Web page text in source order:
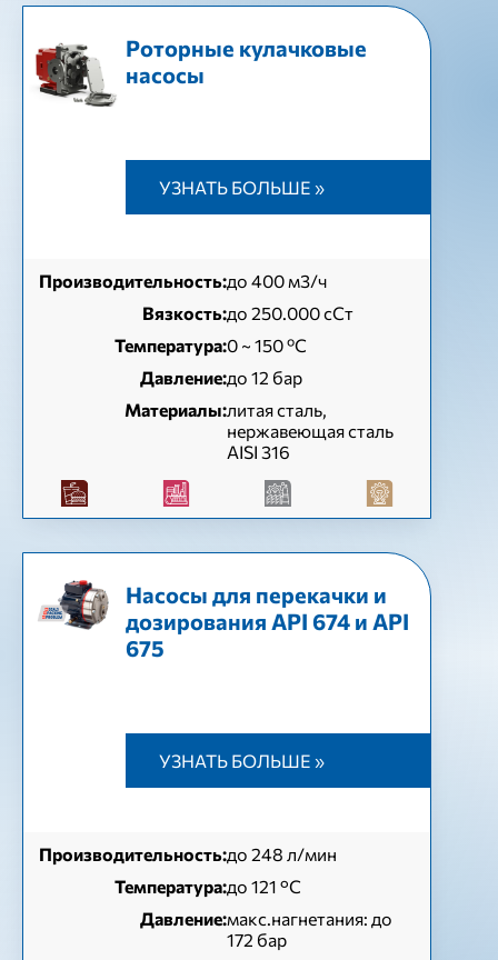
Роторные кулачковые
насосы
УЗНАТЬ БОЛЬШЕ »
Производительность:до 400 м3/ч
Вязкость:до 250.000 сСт
Температура:0 ~ 150 ºC
Давление:до 12 бар
Материалы:литая сталь,
нержавеющая сталь
AISI 316
Насосы для перекачки и
дозирования API 674 и API
675
УЗНАТЬ БОЛЬШЕ »
Производительность:до 248 л/мин
Температура:до 121 °С
Давление:макс.нагнетания: до
172 бар